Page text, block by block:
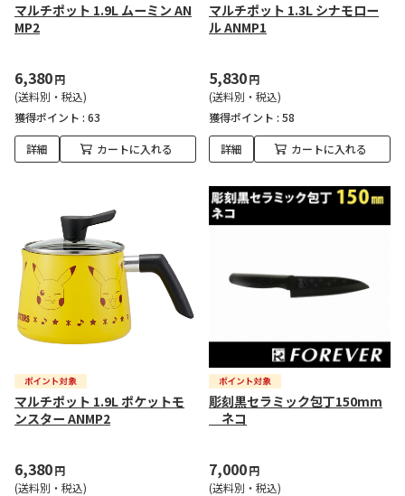
マルチポット 1.9L ムーミン AN
MP2
6,380円
(送料別・税込)
獲得ポイント : 63
詳細 カートに入れる
マルチポット 1.3L シナモロー
ル ANMP1
5,830円
(送料別・税込)
獲得ポイント : 58
詳細 カートに入れる
マルチポット 1.9L ポケットモ
ンスター ANMP2
6,380円
(送料別・税込)
彫刻黒セラミック包丁150mm
ネコ
7,000円
(送料別・税込)